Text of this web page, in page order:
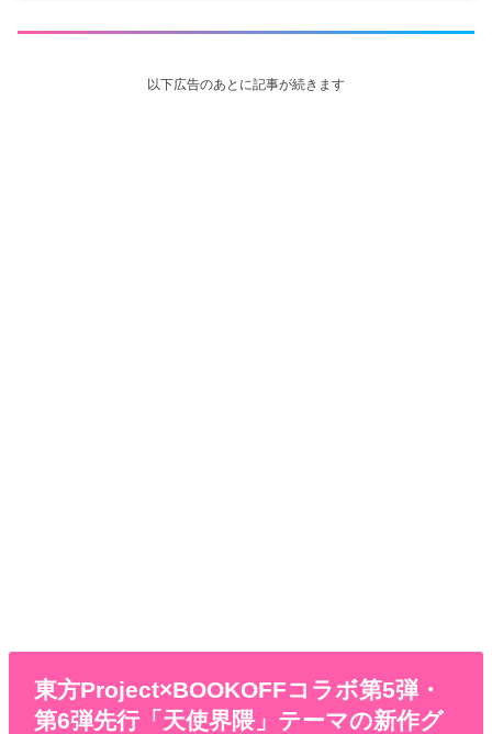
以下広告のあとに記事が続きます
東方Project×BOOKOFFコラボ第5弾・
第6弾先行「天使界隈」テーマの新作グ